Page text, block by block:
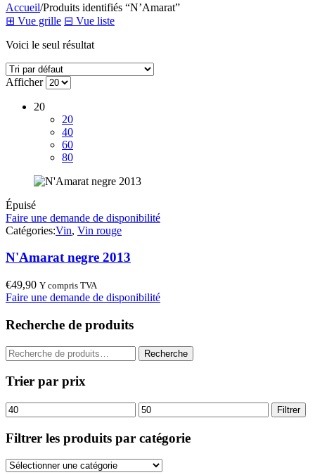
Accueil/Produits identifiés “N’Amarat”
⊞ Vue grille ⊟ Vue liste
Voici le seul résultat
Afficher
20
20
40
60
80
Épuisé
Faire une demande de disponibilité
Catégories:Vin, Vin rouge
N'Amarat negre 2013
€49,90 Y compris TVA
Faire une demande de disponibilité
Recherche de produits
Recherche
pour :
Recherche
Trier par prix
Prix
min
Prix
max
Filtrer
Filtrer les produits par catégorie